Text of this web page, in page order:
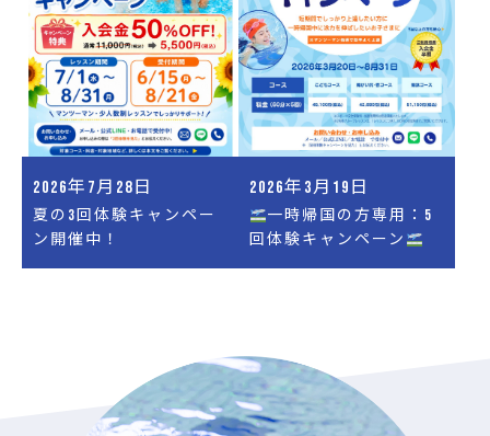
2026年7月28日
夏の3回体験キャンペー
ン開催中！
2026年3月19日
一時帰国の方専用：5
回体験キャンペーン